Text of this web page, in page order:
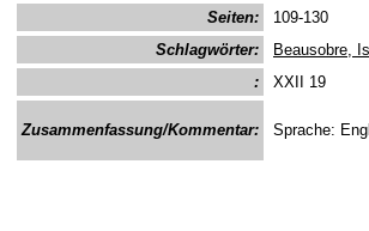
Seiten:
109-130
Schlagwörter:
Beausobre,
:
XXII 19
Zusammenfassung/Kommentar: Sprache: